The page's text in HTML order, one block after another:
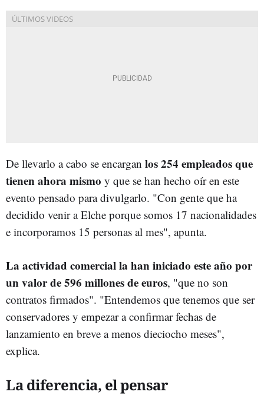
De llevarlo a cabo se encargan los 254 empleados que
tienen ahora mismo y que se han hecho oír en este
evento pensado para divulgarlo. "Con gente que ha
decidido venir a Elche porque somos 17 nacionalidades
e incorporamos 15 personas al mes", apunta.
La actividad comercial la han iniciado este año por
un valor de 596 millones de euros, "que no son
contratos firmados". "Entendemos que tenemos que ser
conservadores y empezar a confirmar fechas de
lanzamiento en breve a menos dieciocho meses",
explica.
La diferencia, el pensar